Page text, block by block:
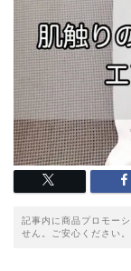
記事内に商品プロモー
せん。ご安心ください